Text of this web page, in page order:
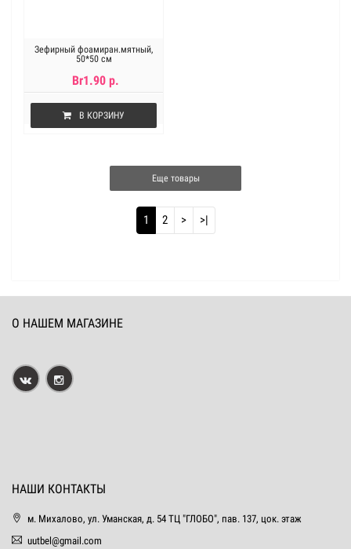
Зефирный фоамиран.мятный,
50*50 см
Br1.90 р.
В КОРЗИНУ
Еще товары
1 2 > >|
О НАШЕМ МАГАЗИНЕ
НАШИ КОНТАКТЫ
м. Михалово, ул. Уманская, д. 54 ТЦ "ГЛОБО", пав. 137, цок. этаж
uutbel@gmail.com